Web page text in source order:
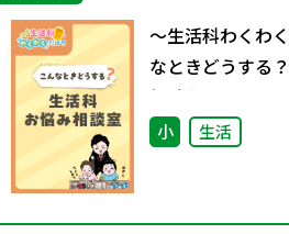
～生活科わくわ
なときどうする
相談室
小 生活